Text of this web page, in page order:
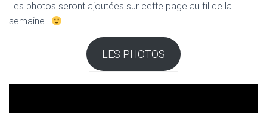
Les photos seront ajoutées sur cette page au fil de la
semaine !
LES PHOTOS